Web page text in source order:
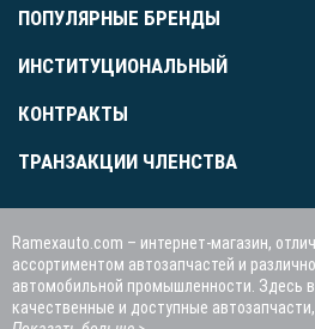
ПОПУЛЯРНЫЕ БРЕНДЫ
ИНСТИТУЦИОНАЛЬНЫЙ
КОНТРАКТЫ
ТРАНЗАКЦИИ ЧЛЕНСТВА
Ramexauto.com – интернет-магазин,
ассортиментом автозапчастей и
автомобильной промышленности. Здесь
качественные и доступные